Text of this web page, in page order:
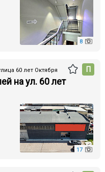
8
60 лет Октября
на ул. 60 лет
П
17